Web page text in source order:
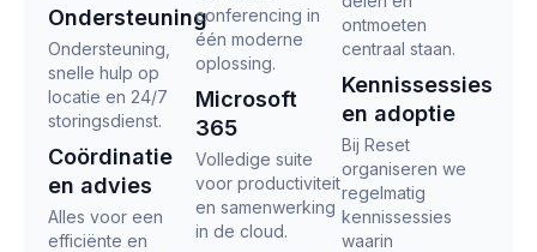
Ondersteuning
Ondersteuning,
snelle hulp op
locatie en 24/7
storingsdienst.
Coördinatie
en advies
Alles voor een
efficiënte en
conferencing in
één moderne
oplossing.
Microsoft
365
Volledige suite
voor productiviteit
en samenwerking
in de cloud.
ontmoeten
centraal staan.
Kennissessies
en adoptie
Bij Reset
organiseren we
regelmatig
kennissessies
waarin